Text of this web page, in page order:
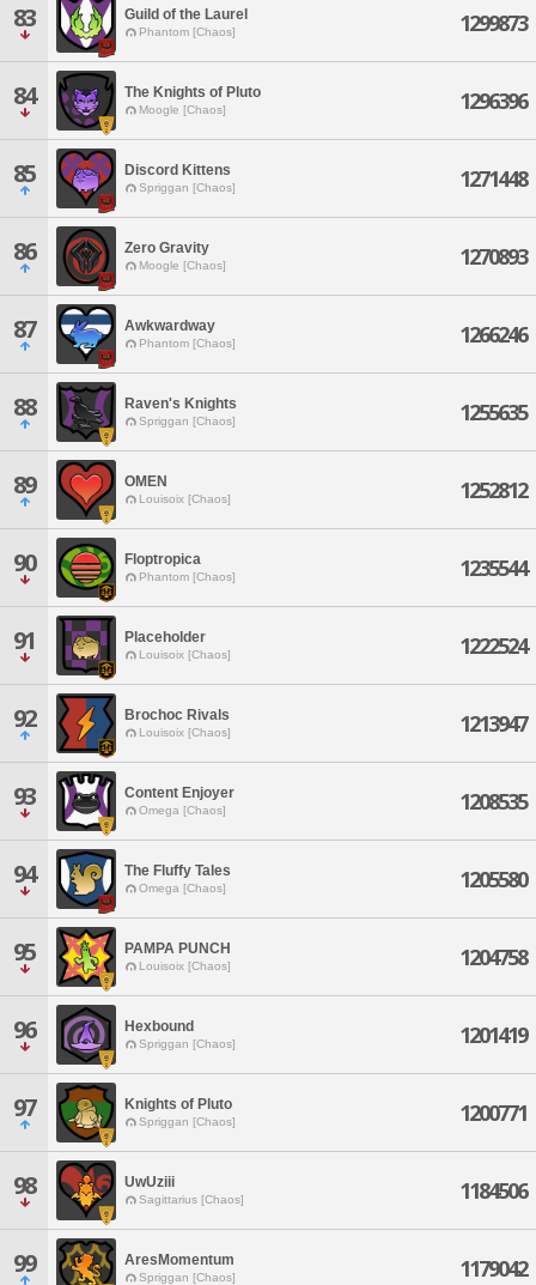
83 Guild of the Laurel
Phantom [Chaos] 1299873
84 The Knights of Pluto
Moogle [Chaos] 1296396
85 Discord Kittens
Spriggan [Chaos] 1271448
86 Zero Gravity
Moogle [Chaos] 1270893
87 Awkwardway
Phantom [Chaos] 1266246
88 Raven's Knights
Spriggan [Chaos] 1255635
89 OMEN
Louisoix [Chaos] 1252812
90 Floptropica
Phantom [Chaos] 1235544
91 Placeholder
Louisoix [Chaos] 1222524
92 Brochoc Rivals
Louisoix [Chaos] 1213947
93 Content Enjoyer
Omega [Chaos] 1208535
94 The Fluffy Tales
Omega [Chaos] 1205580
95 PAMPA PUNCH
Louisoix [Chaos] 1204758
96 Hexbound
Spriggan [Chaos] 1201419
97 Knights of Pluto
Spriggan [Chaos] 1200771
98 UwUziii
Sagittarius [Chaos] 1184506
99 AresMomentum
Spriggan [Chaos] 1179042